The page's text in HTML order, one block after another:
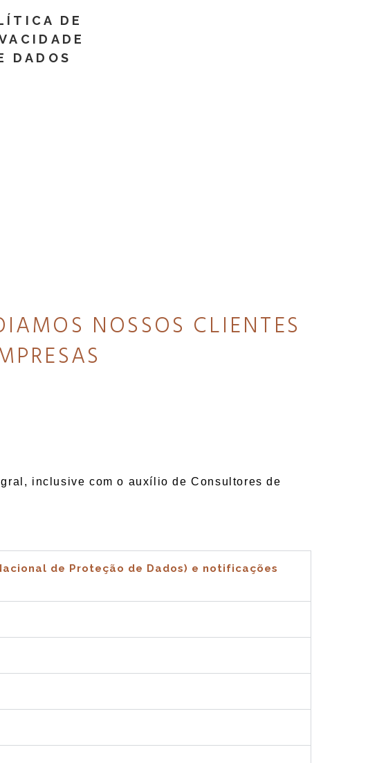
DE
DADOS
NOSSOS CLIENTES
inclusive com o auxílio de Consultores de
de Proteção de Dados) e notificações